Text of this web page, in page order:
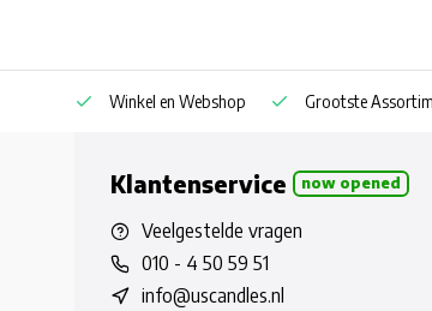
Winkel en Webshop Grootste
Klantenservice now opened
Veelgestelde vragen
010 - 4 50 59 51
info@uscandles.nl